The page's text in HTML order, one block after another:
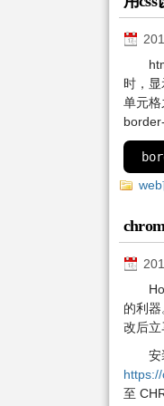
时，
单元
的利
改后
安
至